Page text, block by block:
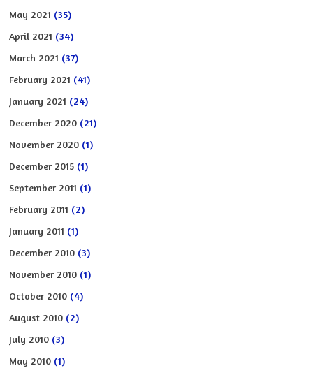
May 2021 (35)
April 2021 (34)
March 2021 (37)
February 2021 (41)
January 2021 (24)
December 2020 (21)
November 2020 (1)
December 2015 (1)
September 2011 (1)
February 2011 (2)
January 2011 (1)
December 2010 (3)
November 2010 (1)
October 2010 (4)
August 2010 (2)
July 2010 (3)
May 2010 (1)